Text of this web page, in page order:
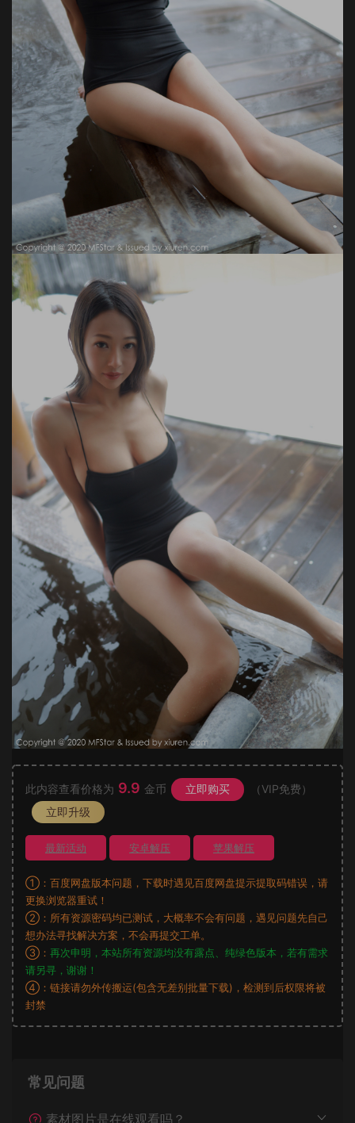
此内容查看价格为 9.9 金币 立即购买
（VIP免费）
立即升级
最新活动 安卓解压 苹果解压
①：百度网盘版本问题，下载时遇见百度网盘提示提取码错误，请
更换浏览器重试！
②：所有资源密码均已测试，大概率不会有问题，遇见问题先自己
想办法寻找解决方案，不会再提交工单。
③： 再次申明，本站所有资源均没有露点、纯绿色版本，若有需求
请另寻，谢谢！
④：链接请勿外传搬运(包含无差别批量下载)，检测到后权限将被
封禁
常见问题
素材图片是在线观看吗？